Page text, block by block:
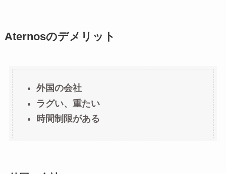
Aternosのデメリット
外国の会社
ラグい、重たい
時間制限がある